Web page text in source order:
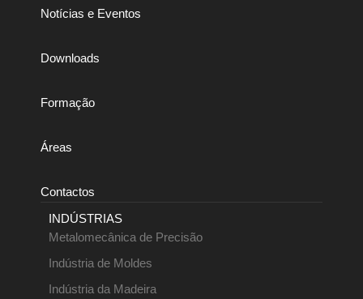
Notícias e Eventos
Downloads
Formação
Áreas
Contactos
INDÚSTRIAS
Metalomecânica de Precisão
Indústria de Moldes
Indústria da Madeira